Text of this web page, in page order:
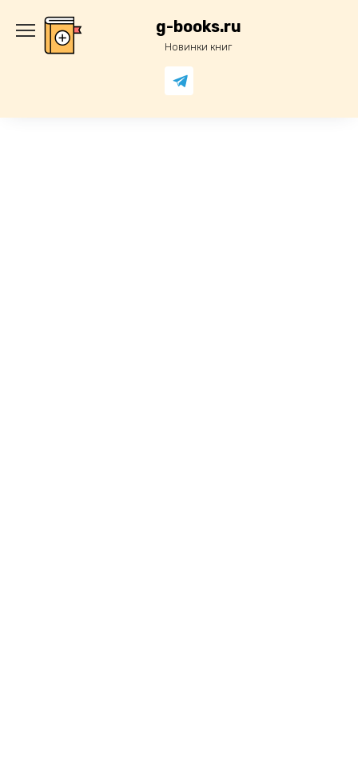
содержанию
g-books.ru
Новинки книг